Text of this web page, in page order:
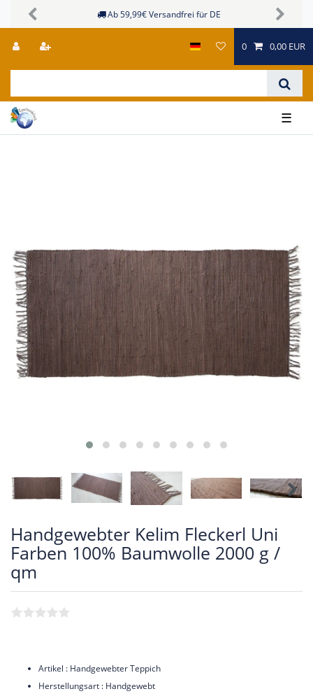
Sichere Zahlungsmöglichkeiten
Previous Next
0 0,00 EUR
☰
Handgewebter Kelim Fleckerl Uni
Farben 100% Baumwolle 2000 g /
qm
Artikel : Handgewebter Teppich
Herstellungsart : Handgewebt